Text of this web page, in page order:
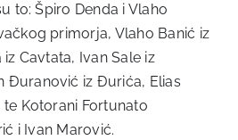
to: Špiro Denda i Vlaho
primorja, Vlaho Banić iz
Cavtata, Ivan Sale iz
Đuranović iz Đurića, Elias
Kotorani Fortunato
i Ivan Marović.